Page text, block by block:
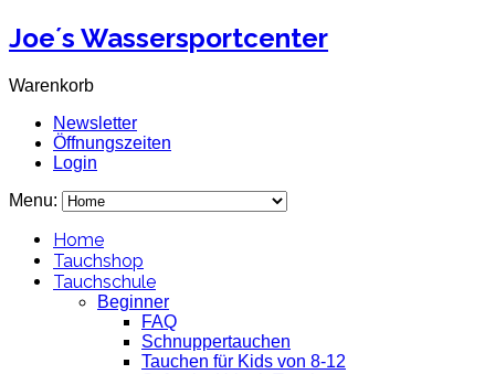
Joe´s Wassersportcenter
Warenkorb
Newsletter
Öffnungszeiten
Login
Menu:
Home
Tauchshop
Tauchschule
Beginner
FAQ
Schnuppertauchen
Tauchen für Kids von 8-12